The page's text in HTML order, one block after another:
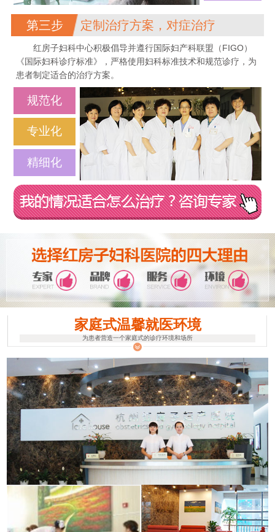
第三步 定制治疗方案，对症治疗
红房子妇科中心积极倡导并遵行国际妇产科联盟（FIGO）
《国际妇科诊疗标准》，严格使用妇科标准技术和规范诊疗，为
患者制定适合的治疗方案。
规范化
专业化
精细化
家庭式温馨就医环境
为患者营造一个家庭式的诊疗环境和场所